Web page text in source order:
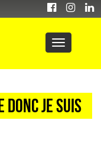
donc je suis